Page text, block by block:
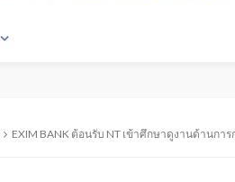
EXIM BANK ต้อนรับ NT เข้าศึกษาดูงานด้านกา